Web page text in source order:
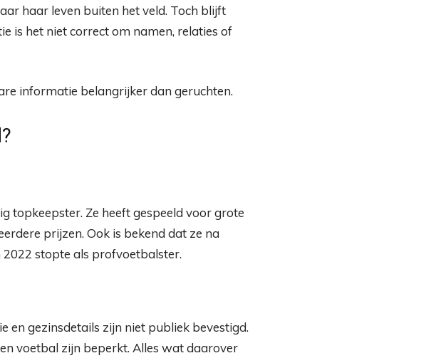
haar leven buiten het veld. Toch blijft
is het niet correct om namen, relaties of
informatie belangrijker dan geruchten.
topkeepster. Ze heeft gespeeld voor grote
prijzen. Ook is bekend dat ze na
stopte als profvoetbalster.
en gezinsdetails zijn niet publiek bevestigd.
voetbal zijn beperkt. Alles wat daarover